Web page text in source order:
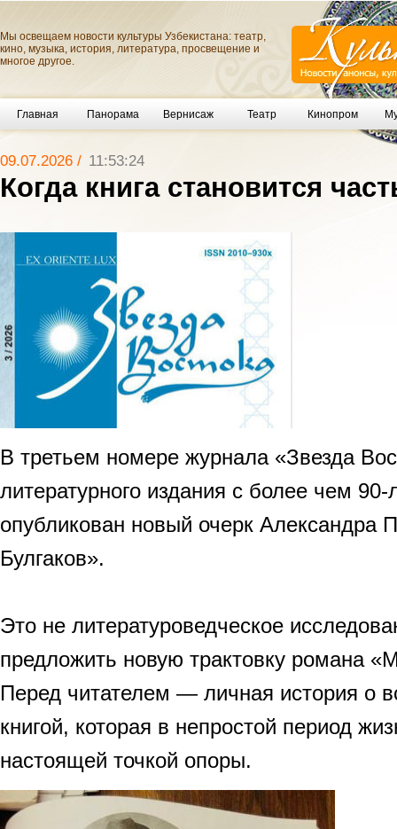
Мы освещаем новости культуры Узбекистана: театр,
кино, музыка, история, литература, просвещение и
многое другое.
Главная Панорама Вернисаж Театр Кинопром
09.07.2026 / 11:53:24
Когда книга становится
В третьем номере журнала «Звезда
литературного издания с более чем
опубликован новый очерк Александра
Булгаков».
Это не литературоведческое
предложить новую трактовку романа
Перед читателем — личная история о
книгой, которая в непростой период
настоящей точкой опоры.